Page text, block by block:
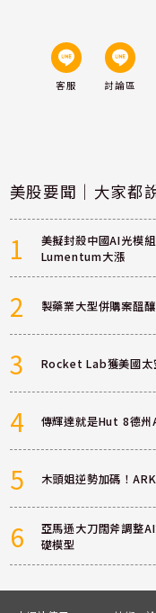
客服 討論區
美股要聞｜大家都
1
美擬封殺中國AI光模
Lumentum大漲
2 製藥業大型併購案醞
3 Rocket Lab獲美國太
4 傳輝達就是Hut 8德州
5 木頭姐逆勢加碼！
6
亞馬遜大刀闊斧調整
礎模型